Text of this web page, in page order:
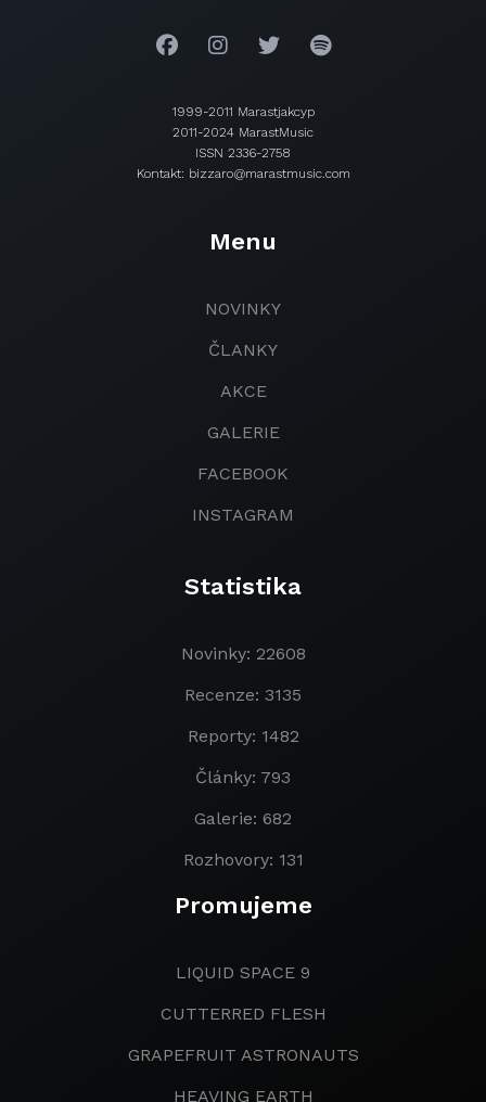
1999-2011 Marastjakcyp
2011-2024 MarastMusic
ISSN 2336-2758
Kontakt: bizzaro@marastmusic.com
Menu
NOVINKY
ČLANKY
AKCE
GALERIE
FACEBOOK
INSTAGRAM
Statistika
Novinky: 22608
Recenze: 3135
Reporty: 1482
Články: 793
Galerie: 682
Rozhovory: 131
Promujeme
LIQUID SPACE 9
CUTTERRED FLESH
GRAPEFRUIT ASTRONAUTS
HEAVING EARTH